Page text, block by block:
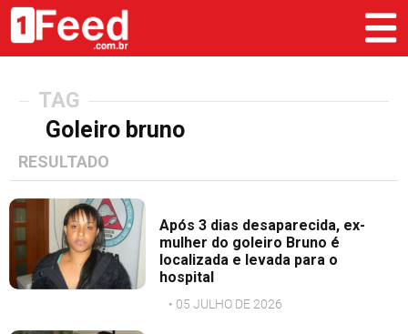
TAG
Goleiro bruno
RESULTADO
Após 3 dias desaparecida, ex-
mulher do goleiro Bruno é
localizada e levada para o
hospital
• 05 JULHO DE 2026